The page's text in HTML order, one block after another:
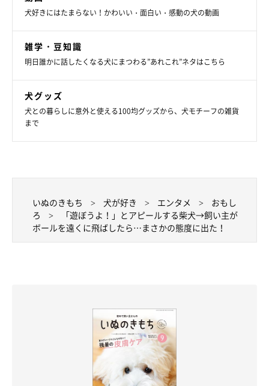
犬好きにはたまらない！かわいい・面白い・感動の犬の動画
雑学・豆知識
明日誰かに話したくなる犬にまつわる”あれこれ”ネタはこちら
犬グッズ
犬との暮らしに意外と使える100均グッズから、犬モチーフの雑貨
まで
いぬのきもち 犬が好き エンタメ
おもし
ろ
「遊ぼうよ！」とアピールする柴犬→飼い主が
ボールを遠くに飛ばしたら…まさかの態度に出た！